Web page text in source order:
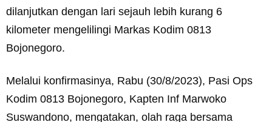
dilanjutkan dengan lari sejauh lebih kurang 6
kilometer mengelilingi Markas Kodim 0813
Bojonegoro.
Melalui konfirmasinya, Rabu (30/8/2023), Pasi Ops
Kodim 0813 Bojonegoro, Kapten Inf Marwoko
Suswandono, mengatakan, olah raga bersama